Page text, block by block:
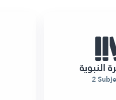
النبوية
2